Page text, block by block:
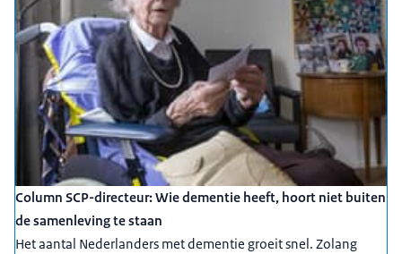
Column SCP-directeur: Wie dementie heeft, hoort niet buiten
de samenleving te staan
Het aantal Nederlanders met dementie groeit snel. Zolang